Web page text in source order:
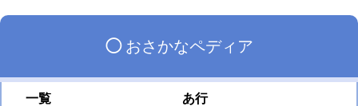
◯おさかなペディア
一覧 あ行